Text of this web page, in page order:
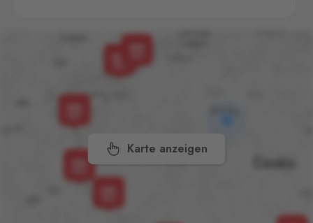
Karte anzeigen
České Velenice 670, České
Dolní Dvořiště
Dolní Dvořiště 219, Dolní
382 72
Folmava
Furth im Wald